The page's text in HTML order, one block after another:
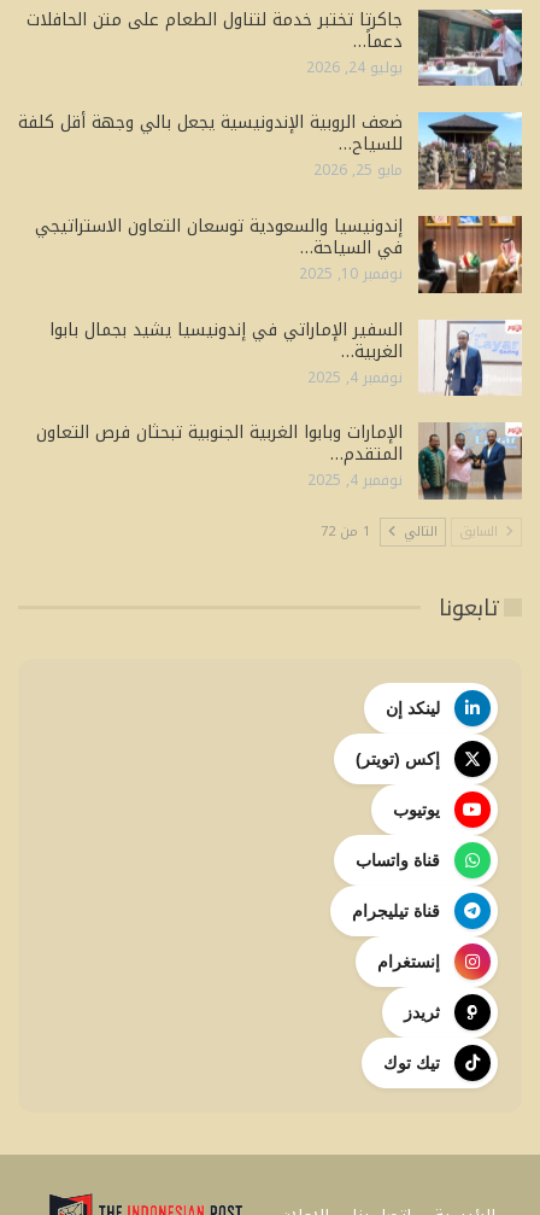
جاكرتا تختبر خدمة لتناول الطعام على متن الحافلات
دعماً…
يوليو 24, 2026
ضعف الروبية الإندونيسية يجعل بالي وجهة أقل كلفة
للسياح…
مايو 25, 2026
إندونيسيا والسعودية توسعان التعاون الاستراتيجي
في السياحة…
نوفمبر 10, 2025
السفير الإماراتي في إندونيسيا يشيد بجمال بابوا
الغربية…
نوفمبر 4, 2025
الإمارات وبابوا الغربية الجنوبية تبحثان فرص التعاون
المتقدم…
نوفمبر 4, 2025
السابق التالي 1 من 72
تابعونا
لينكد إن
إكس (تويتر)
يوتيوب
قناة واتساب
قناة تيليجرام
إنستغرام
ثريدز
تيك توك